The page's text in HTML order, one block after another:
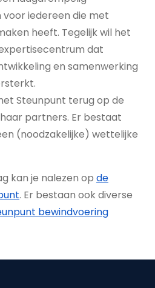
iedereen die met
heeft. Tegelijk wil het
dat
en samenwerking
Steunpunt terug op de
partners. Er bestaat
(noodzakelijke) wettelijke
kan je nalezen op de
. Er bestaan ook diverse
bewindvoering